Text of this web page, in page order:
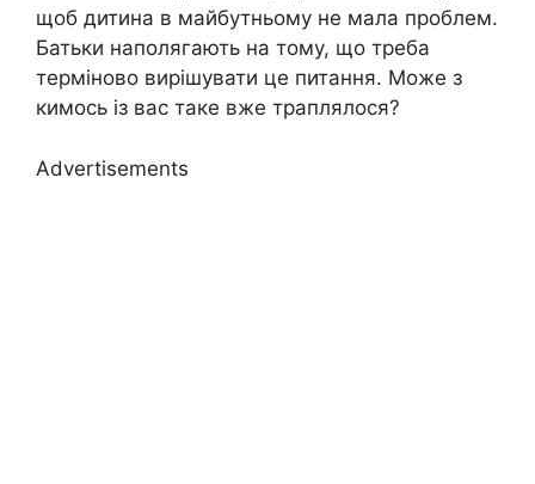
щоб дитина в майбутньому не мала проблем.
Батьки наполягають на тому, що треба
терміново вирішувати це питання. Може з
кимось із вас таке вже траплялося?
Advertisements